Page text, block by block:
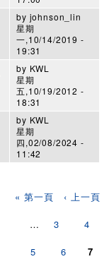
by johnson_lin
星期
一,10/14/2019 -
19:31
by KWL
星期
五,10/19/2012 -
18:31
by KWL
星期
四,02/08/2024 -
11:42
« 第一頁 ‹ 上一頁
… 3 4
5 6 7